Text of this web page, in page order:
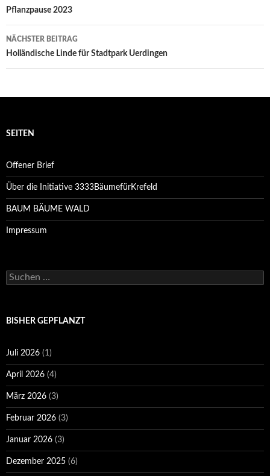
Navigation
Pflanzpause 2023
NÄCHSTER BEITRAG
Holländische Linde für Stadtpark Uerdingen
SEITEN
Offener Brief
Über die Initiative 3333BäumefürKrefeld
BAUM BÄUME WALD
Impressum
Suchen
nach:
BISHER GEPFLANZT
Juli 2026 (1)
April 2026 (4)
März 2026 (3)
Februar 2026 (3)
Januar 2026 (3)
Dezember 2025 (6)